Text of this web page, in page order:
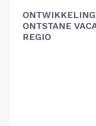
ONTSTANE
REGIO